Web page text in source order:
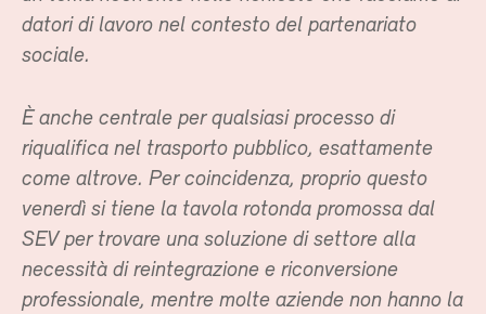
datori di lavoro nel contesto del partenariato
sociale.
È anche centrale per qualsiasi processo di
riqualifica nel trasporto pubblico, esattamente
come altrove. Per coincidenza, proprio questo
venerdì si tiene la tavola rotonda promossa dal
SEV per trovare una soluzione di settore alla
necessità di reintegrazione e riconversione
professionale, mentre molte aziende non hanno la